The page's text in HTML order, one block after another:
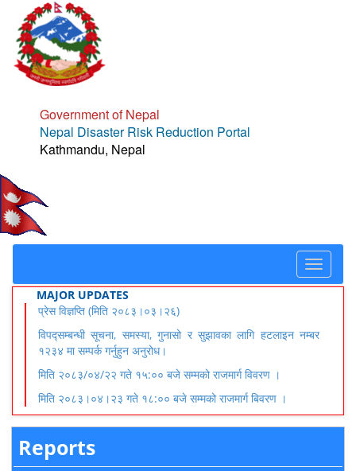
Government of Nepal
Nepal Disaster Risk Reduction Portal
Kathmandu, Nepal
Toggle
MAJOR UPDATES
प्रेस विज्ञप्ति (मिति २०८३।०३।२६)
विपद्सम्बन्धी सूचना, समस्या, गुनासो र सुझावका लागि हटलाइन नम्बर
१२३४ मा सम्पर्क गर्नुहुन अनुरोध।
मिति २०८३/०४/२२ गते १५:०० बजे सम्मको राजमार्ग विवरण ।
मिति २०८३।०४।२३ गते १८:०० बजे सम्मको राजमार्ग बिवरण ।
Reports